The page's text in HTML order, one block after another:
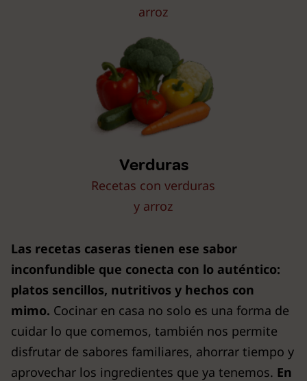
arroz
Verduras
Recetas con verduras
y arroz
Las recetas caseras tienen ese sabor
inconfundible que conecta con lo auténtico:
platos sencillos, nutritivos y hechos con
mimo. Cocinar en casa no solo es una forma de
cuidar lo que comemos, también nos permite
disfrutar de sabores familiares, ahorrar tiempo y
aprovechar los ingredientes que ya tenemos. En